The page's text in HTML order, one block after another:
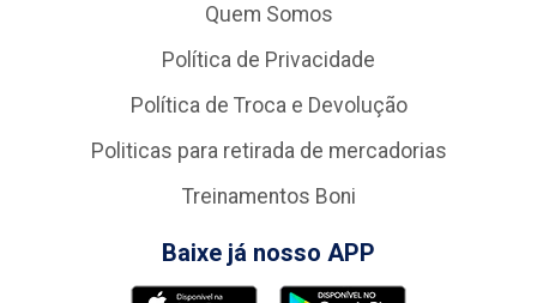
Quem Somos
Política de Privacidade
Política de Troca e Devolução
Politicas para retirada de mercadorias
Treinamentos Boni
Baixe já nosso APP